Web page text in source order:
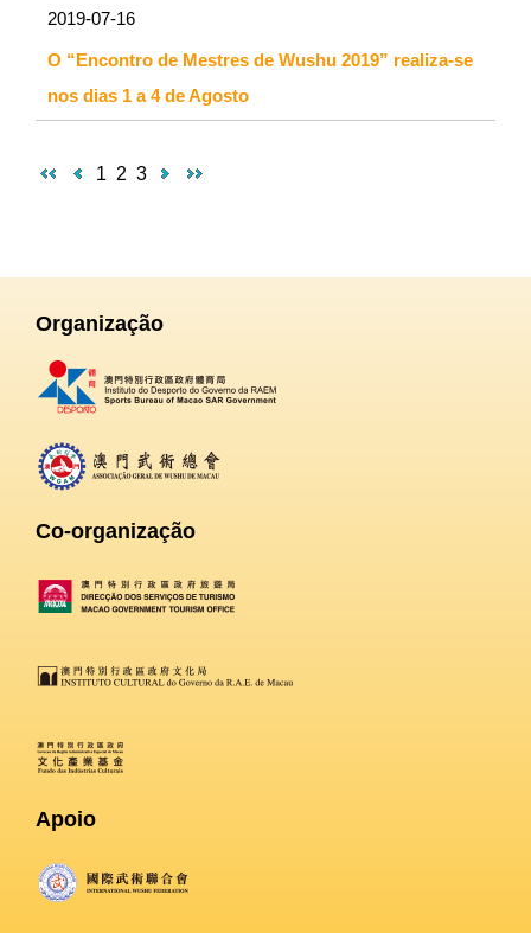
2019-07-16
O “Encontro de Mestres de Wushu 2019” realiza-se
nos dias 1 a 4 de Agosto
1 2 3
Organização
Co-organização
Apoio